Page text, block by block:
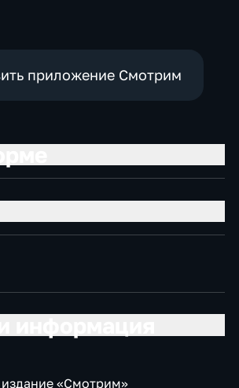
приложение Смотрим
«Смотрим»